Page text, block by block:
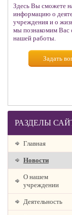
Здесь Вы сможете
информацию о
учреждения и о
мы познакомим Вас
нашей работы.
Задать
РАЗДЕЛЫ
Главная
Новости
О нашем
учреждении
Деятельность